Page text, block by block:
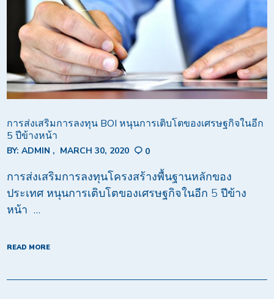
การส่งเสริมการลงทุน BOI หนุนการเติบโตของเศรษฐกิจในอีก
5 ปีข้างหน้า
BY:ADMIN MARCH 30, 2020 0
การส่งเสริมการลงทุนโครงสร้างพื้นฐานหลักของ
ประเทศ หนุนการเติบโตของเศรษฐกิจในอีก 5 ปีข้าง
หน้า …
READ MORE